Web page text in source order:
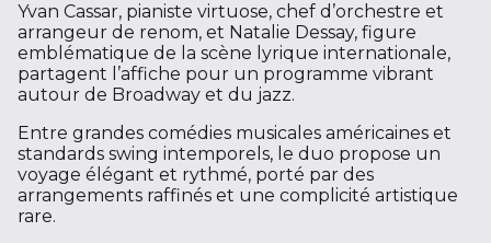
Yvan Cassar, pianiste virtuose, chef d’orchestre et
arrangeur de renom, et Natalie Dessay, figure
emblématique de la scène lyrique internationale,
partagent l’affiche pour un programme vibrant
autour de Broadway et du jazz.
Entre grandes comédies musicales américaines et
standards swing intemporels, le duo propose un
voyage élégant et rythmé, porté par des
arrangements raffinés et une complicité artistique
rare.